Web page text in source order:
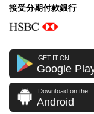
接受分期付款銀行
GET IT ON
Google
Download on the
Android